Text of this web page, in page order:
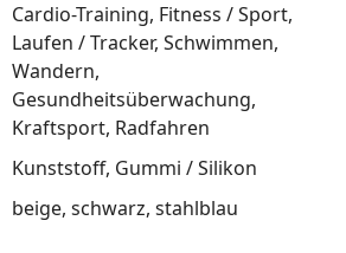
Cardio-Training Fitness / Sport
Laufen / Tracker Schwimmen
Wandern
Gesundheitsüberwachung
Kraftsport Radfahren
Kunststoff Gummi / Silikon
beige schwarz stahlblau